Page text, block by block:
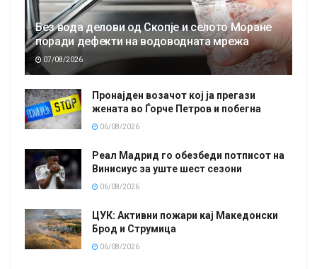
Без вода делови од Скопје и селото Моране
поради дефекти на водоводната мрежа
07/08/2026
Пронајден возачот кој ја прегази
жената во Ѓорче Петров и побегна
06/08/2026
Реал Мадрид го обезбеди потписот на
Винисиус за уште шест сезони
06/08/2026
ЦУК: Активни пожари кај Македонски
Брод и Струмица
06/08/2026